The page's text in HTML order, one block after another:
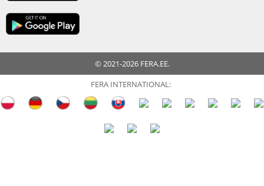
© 2021-2026 FERA.EE.
FERA INTERNATIONAL: